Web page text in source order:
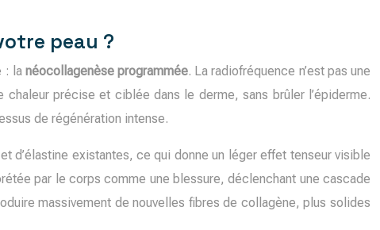
peau ?
: la néocollagenèse programmée. La radiofréquence n’est pas une
chaleur précise et ciblée dans le derme, sans brûler l’épiderme.
de régénération intense.
d’élastine existantes, ce qui donne un léger effet tenseur visible
par le corps comme une blessure, déclenchant une cascade
massivement de nouvelles fibres de collagène, plus solides